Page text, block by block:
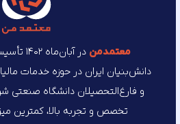
معتمد‌من
در
دانش‌بنیان ایران در حوزه خدمات
و فارغ‌التحصیلان دانشگاه
تخصص و تجربه بالا، کمترین